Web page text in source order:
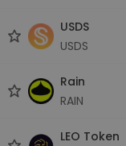
USDS
USDS
Rain
RAIN
LEO Token